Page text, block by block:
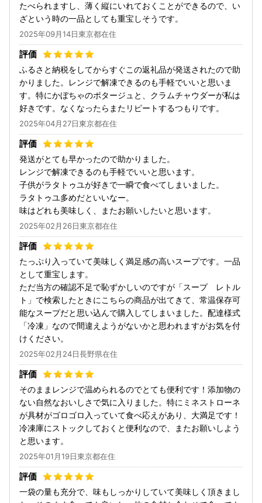
たべられますし、薄く縦にいれておくことができるので、い
ざという時の一品としても重宝しそうです。
2025年09月14日東京都在住
ふるさと納税をしてからすぐこの返礼品が発送されたので助
かりました。レンジで解凍できるのも手軽でいいと思いま
す。特にかぼちゃのポタージュと、クラムチャウダーが私は
好きです。なくなったらまたリピートするつもりです。
2025年04月27日東京都在住
発送がとても早かったので助かりました。
レンジで解凍できるのも手軽でいいと思います。
子供がラタトゥユが好きで一瞬で食べてしまいました。
ラタトゥユ多めだといいなー。
味はどれも美味しく、またお願いしたいと思います。
2025年02月26日東京都在住
たっぷり入っていて美味しく満足感の高いスープです。一品
として重宝します。
ただ当方の確認不足で恥ずかしいのですが「スープ レトル
ト」で検索したときにこちらの商品が出てきて、常温保存可
能なスープだと思い込んで購入してしまいました。配達様式
「冷凍」なので間違えようがないかと思われますがお気を付
けください。
2025年02月24日長野県在住
そのままレンジで温められるのでとても便利です！添加物の
ない自然なおいしさで気に入りました。特にミネストローネ
が具材がゴロゴロ入っていて食べ応えがあり、大満足です！
冷凍庫にストックしておくと便利なので、またお願いしよう
と思います。
2025年01月19日東京都在住
一袋の量も充分で、味もしっかりしていて美味しく頂きまし